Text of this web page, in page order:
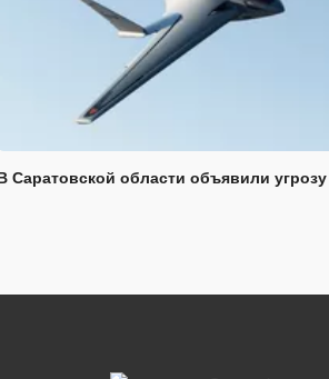
Саратовской области объявили